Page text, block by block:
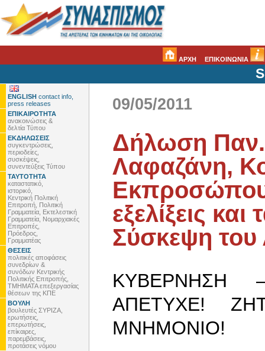
ΑΡΧΗ ΕΠΙΚΟΙΝΩΝΙΑ
ENGLISH contact info,
press releases
ΕΠΙΚΑΙΡΟΤΗΤΑ
ανακοινώσεις &
δελτία Τύπου
ΕΚΔΗΛΩΣΕΙΣ
συγκεντρώσεις,
περιοδείες,
συσκέψεις,
συνεντεύξεις Τύπου
ΤΑΥΤΟΤΗΤΑ
καταστατικό,
ιστορικό,
Κεντρική Πολιτική
Επιτροπή, Πολιτική
Γραμματεία, Εκτελεστική
Γραμματεία, Νομαρχιακές
Επιτροπές,
Πρόεδρος,
Γραμματέας
ΘΕΣΕΙΣ
πολιτικές αποφάσεις
συνεδρίων &
συνόδων Κεντρικής
Πολιτικής Επιτροπής,
ΤΜΗΜΑΤΑ επεξεργασίας
θέσεων της ΚΠΕ
ΒΟΥΛΗ
βουλευτές ΣΥΡΙΖΑ,
ερωτήσεις,
επερωτήσεις,
επίκαιρες,
παρεμβάσεις,
προτάσεις νόμου
09/05/2011
Δήλωση Παν.
Λαφαζάνη,
Εκπροσώπου
εξελίξεις
Σύσκεψη του
ΚΥΒΕΡΝΗΣΗ
ΑΠΕΤΥΧΕ!
ΜΝΗΜΟΝΙΟ!